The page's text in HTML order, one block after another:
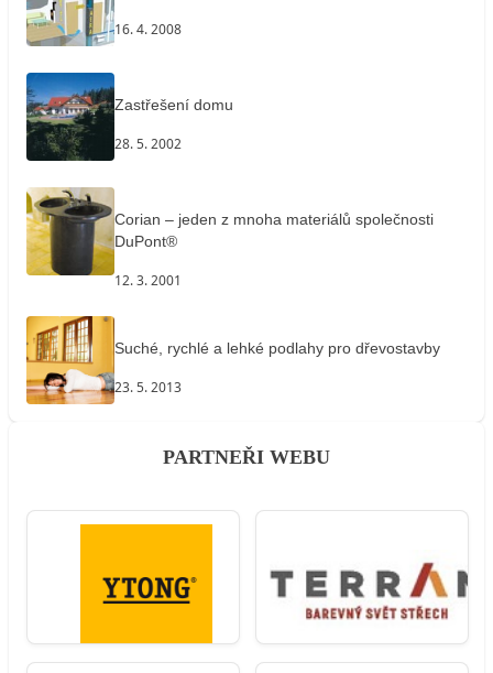
16. 4. 2008
Zastřešení domu
28. 5. 2002
Corian – jeden z mnoha materiálů společnosti
DuPont®
12. 3. 2001
Suché, rychlé a lehké podlahy pro dřevostavby
23. 5. 2013
PARTNEŘI WEBU